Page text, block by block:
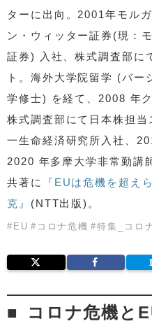
ターに出向。2001年モル
ン・ウィッター証券(現：
証券) 入社、株式調査部に
ト。海外大学院留学 (バー
学修士) を経て、2008 年
株式調査部にて日本株担
一生命経済研究所入社、
2020 年多摩大学非常勤講
共著に
『EUは危機を超え
克』 (NTT出版)。
# EU # コロナ危機 #特集_コロ
コロナ危機と